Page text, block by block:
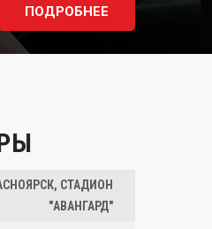
ПОДРОБНЕЕ
СТАДИОН
"АВАНГАРД"